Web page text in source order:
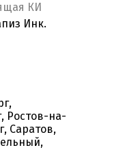
КИ
Инк.
Ростов-на-
Саратов,